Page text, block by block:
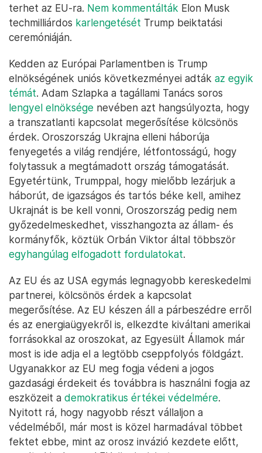
terhet az EU-ra. Nem kommentálták Elon Musk
techmilliárdos karlengetését Trump beiktatási
ceremóniáján.
Kedden az Európai Parlamentben is Trump
elnökségének uniós következményei adták az egyik
témát. Adam Szlapka a tagállami Tanács soros
lengyel elnöksége nevében azt hangsúlyozta, hogy
a transzatlanti kapcsolat megerősítése kölcsönös
érdek. Oroszország Ukrajna elleni háborúja
fenyegetés a világ rendjére, létfontosságú, hogy
folytassuk a megtámadott ország támogatását.
Egyetértünk, Trumppal, hogy mielőbb lezárjuk a
háborút, de igazságos és tartós béke kell, amihez
Ukrajnát is be kell vonni, Oroszország pedig nem
győzedelmeskedhet, visszhangozta az állam- és
kormányfők, köztük Orbán Viktor által többször
egyhangúlag elfogadott fordulatokat.
Az EU és az USA egymás legnagyobb kereskedelmi
partnerei, kölcsönös érdek a kapcsolat
megerősítése. Az EU készen áll a párbeszédre erről
és az energiaügyekről is, elkezdte kiváltani amerikai
forrásokkal az oroszokat, az Egyesült Államok már
most is ide adja el a legtöbb cseppfolyós földgázt.
Ugyanakkor az EU meg fogja védeni a jogos
gazdasági érdekeit és továbbra is használni fogja az
eszközeit a demokratikus értékei védelmére.
Nyitott rá, hogy nagyobb részt vállaljon a
védelméből, már most is közel harmadával többet
fektet ebbe, mint az orosz invázió kezdete előtt,